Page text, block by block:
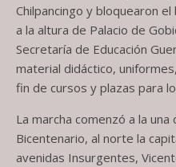
Chilpancingo y bloquearon
a la altura de Palacio de
Secretaría de Educación
material didáctico,
fin de cursos y plazas para
La marcha comenzó a la
Bicentenario, al norte la
avenidas Insurgentes,